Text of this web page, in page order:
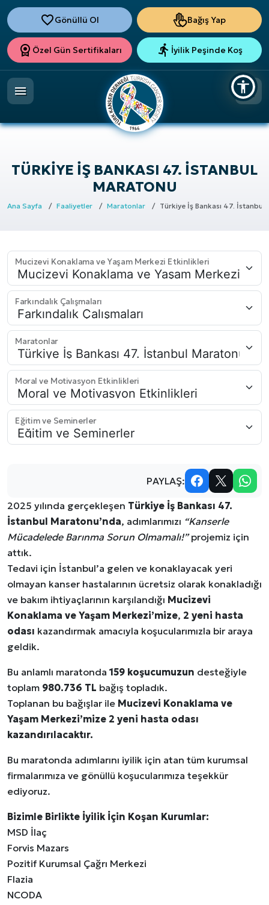
Gönüllü Ol Bağış Yap
Özel Gün Sertifikaları İyilik Peşinde Koş
TÜRKIYE İŞ BANKASI 47. İSTANBUL
MARATONU
Ana Sayfa Faaliyetler Maratonlar Türkiye İş Bankası 47. İstanbul
Mucizevi Konaklama ve Yaşam Merkezi Etkinlikleri
Farkındalık Çalışmaları
Maratonlar
Moral ve Motivasyon Etkinlikleri
Eğitim ve Seminerler
PAYLAŞ:
2025 yılında gerçekleşen Türkiye İş Bankası 47.
İstanbul Maratonu’nda, adımlarımızı “Kanserle
Mücadelede Barınma Sorun Olmamalı!”projemiz için
attık.
Tedavi için İstanbul’a gelen ve konaklayacak yeri
olmayan kanser hastalarının ücretsiz olarak konakladığı
ve bakım ihtiyaçlarının karşılandığı Mucizevi
Konaklama ve Yaşam Merkezi’mize, 2 yeni hasta
odası kazandırmak amacıyla koşucularımızla bir araya
geldik.
Bu anlamlı maratonda 159 koşucumuzun desteğiyle
toplam 980.736 TL bağış topladık.
Toplanan bu bağışlar ile Mucizevi Konaklama ve
Yaşam Merkezi’mize 2 yeni hasta odası
kazandırılacaktır.
Bu maratonda adımlarını iyilik için atan tüm kurumsal
firmalarımıza ve gönüllü koşucularımıza teşekkür
ediyoruz.
Bizimle Birlikte İyilik İçin Koşan Kurumlar:
MSD İlaç
Forvis Mazars
Pozitif Kurumsal Çağrı Merkezi
Flazia
NCODA